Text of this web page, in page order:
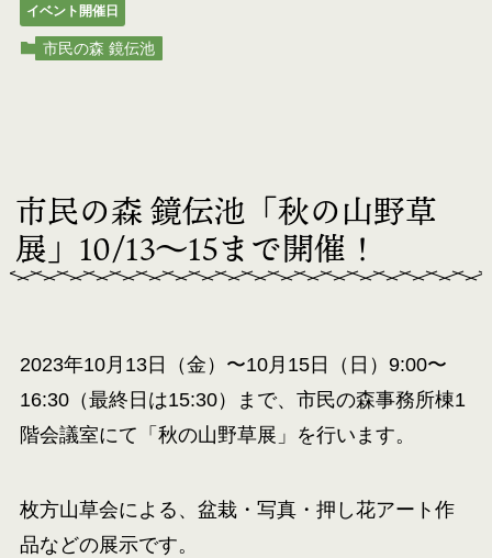
イベント開催日
市民の森 鏡伝池
市民の森 鏡伝池「秋の山野草
展」10/13〜15まで開催！
2023年10月13日（金）〜10月15日（日）9:00〜
16:30（最終日は15:30）まで、市民の森事務所棟1
階会議室にて「秋の山野草展」を行います。
枚方山草会による、盆栽・写真・押し花アート作
品などの展示です。